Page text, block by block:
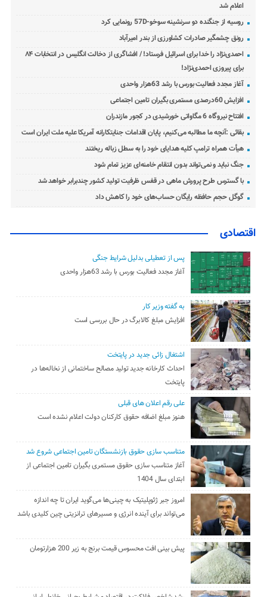
اعلام شد
روسیه از جنگنده دو سرنشینه سوخو-57D رونمایی کرد
رونق چشمگیر صادرات کشاورزی از بندر امیرآباد
احمدی‌نژاد را خدا برای اسرائیل فرستاد! / افشاگری از دخالت انگلیس در انتخابات ۸۴
برای پیروزی احمدی‌نژاد!
آغاز مجدد فعالیت بورس با رشد 63هزار واحدی
افزایش 60درصدی مستمری بگیران تامین اجتماعی
افتتاح نیروگاه 6 مگاواتی خورشیدی در کجور مازندران
بقائی :آنچه ما مطالبه می‌کنیم، پایان اقدامات جنایتکارانه آمریکا علیه ملت ایران است
هیأت همراه ترامپ کلیه هدایای خود را به سطل زباله ریختند
جنگ نباید و نمی‌تواند بدون انتقام خامنه‌ای عزیز تمام شود
با گسترس طرح پرورش ماهی در قفس ظرفیت تولید کشور چندبرابر خواهد شد
گوگل حجم حافظه رایگان حساب‌های خود را کاهش داد
اقتصادی
پس از تعطیلی بدلیل شرایط جنگی
آغاز مجدد فعالیت بورس با رشد 63هزار واحدی
به گفته وزیر کار
افزایش مبلغ کالابرگ در حال بررسی است
اشتغال زائی جدید در پایتخت
احداث کارخانه جدید تولید مصالح ساختمانی از نخاله‌ها در
پایتخت
علی رقم اعلان های قبلی
هنوز مبلغ اضافه حقوق کارکنان دولت اعلام نشده است
متناسب سازی حقوق بازنشستگان تامین اجتماعی شروع شد
آغاز متناسب سازی حقوق مستمری بگیران تامین اجتماعی از
ابتدای سال 1404
امروز جبر ژئوپلیتیک به چینی‌ها می‌گوید ایران تا چه اندازه
می‌تواند برای آینده انرژی و مسیرهای ترانزیتی چین کلیدی باشد
پیش بینی افت محسوس قیمت برنج به زیر 200 هزارتومان